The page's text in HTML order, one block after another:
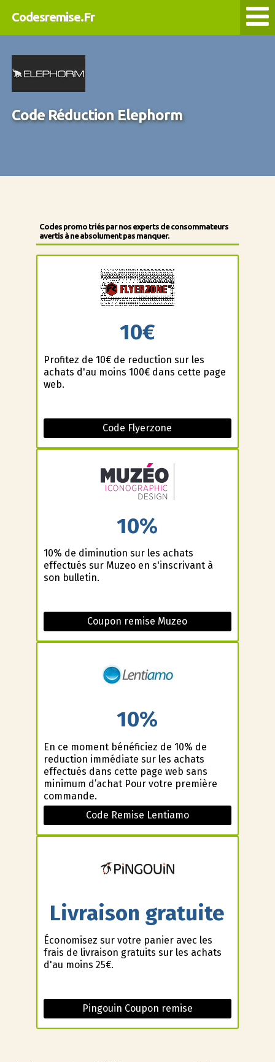
Codesremise.Fr
Code Réduction Elephorm
Codes promo triés par nos experts de consommateurs
avertis à ne absolument pas manquer.
10€
Profitez de 10€ de reduction sur les
achats d'au moins 100€ dans cette page
web.
Code Flyerzone
10%
10% de diminution sur les achats
effectués sur Muzeo en s'inscrivant à
son bulletin.
Coupon remise Muzeo
10%
En ce moment bénéficiez de 10% de
reduction immédiate sur les achats
effectués dans cette page web sans
minimum d’achat Pour votre première
commande.
Code Remise Lentiamo
Livraison gratuite
Économisez sur votre panier avec les
frais de livraison gratuits sur les achats
d'au moins 25€.
Pingouin Coupon remise